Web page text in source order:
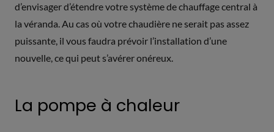
d’envisager d’étendre votre système de chauffage central à
la véranda. Au cas où votre chaudière ne serait pas assez
puissante, il vous faudra prévoir l’installation d’une
nouvelle, ce qui peut s’avérer onéreux.
La pompe à chaleur